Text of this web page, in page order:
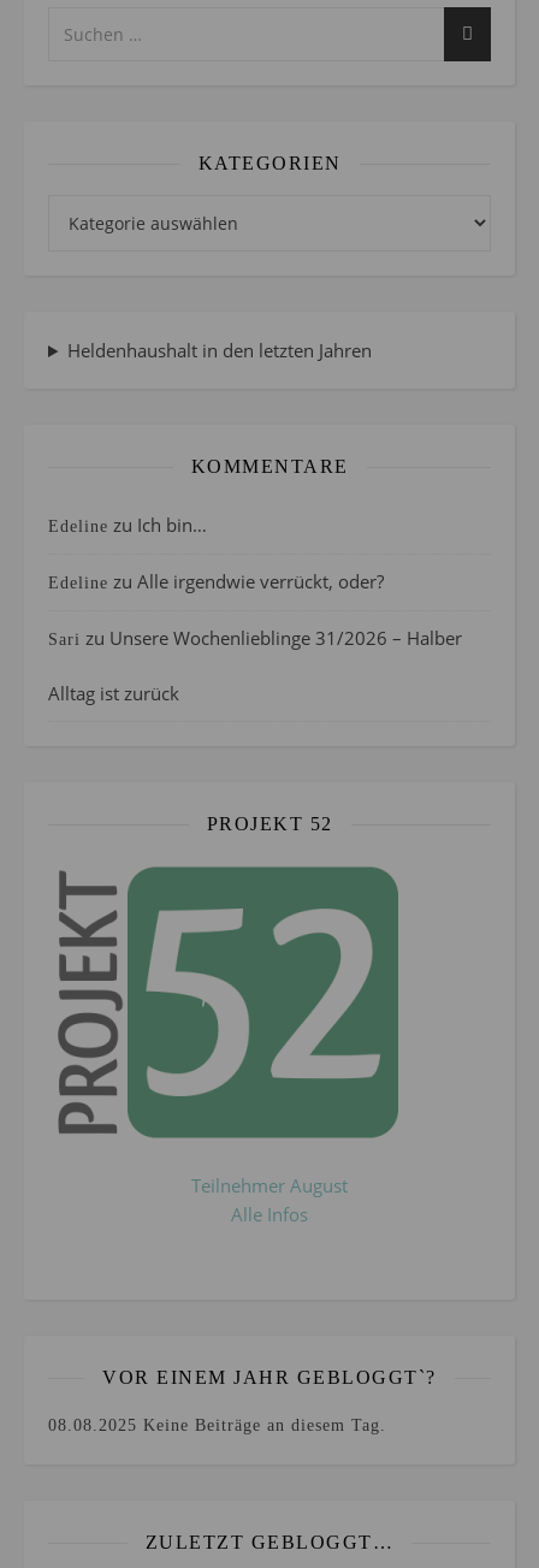
KATEGORIEN
Heldenhaushalt in den letzten Jahren
KOMMENTARE
Edeline zu Ich bin…
Edeline zu Alle irgendwie verrückt, oder?
Sari zu Unsere Wochenlieblinge 31/2026 – Halber
Alltag ist zurück
PROJEKT 52
Teilnehmer August
Alle Infos
VOR EINEM JAHR GEBLOGGT`?
08.08.2025 Keine Beiträge an diesem Tag.
ZULETZT GEBLOGGT…